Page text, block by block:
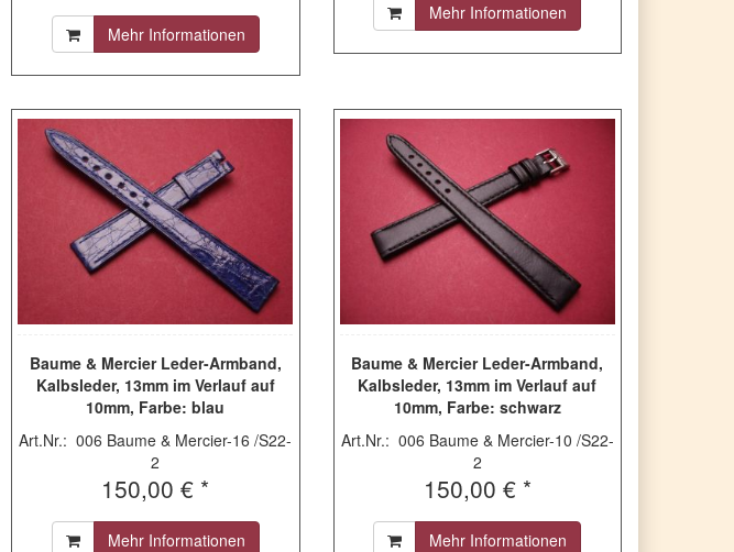
Mehr Informationen
Mehr Informationen
Baume & Mercier Leder-Armband,
Kalbsleder, 13mm im Verlauf auf
10mm, Farbe: blau
Art.Nr.: 006 Baume & Mercier-16 /S22-
2
150,00 € *
Mehr Informationen
Baume & Mercier Leder-Armband,
Kalbsleder, 13mm im Verlauf auf
10mm, Farbe: schwarz
Art.Nr.: 006 Baume & Mercier-10 /S22-
2
150,00 € *
Mehr Informationen